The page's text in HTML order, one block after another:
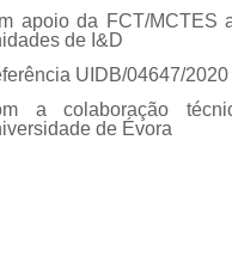
apoio da FCT/MCTES
de I&D
UIDB/04647/2020
a colaboração
de Évora